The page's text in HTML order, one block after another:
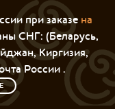
при заказе на
СНГ: (Беларусь,
Киргизия,
России .